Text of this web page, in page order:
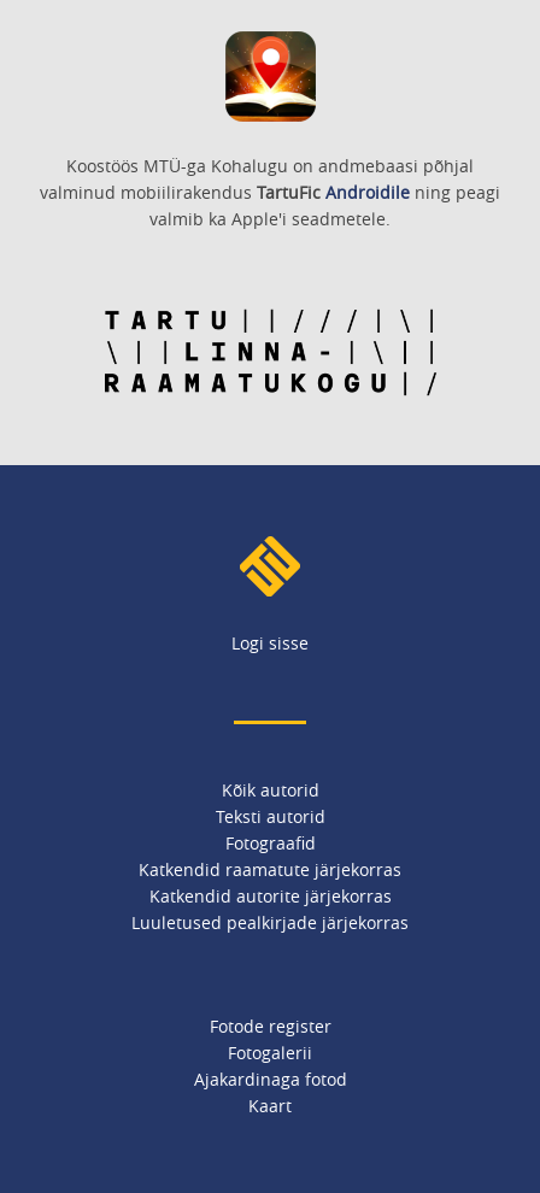
Koostöös MTÜ-ga Kohalugu on andmebaasi põhjal
valminud mobiilirakendus TartuFic Androidile ning peagi
valmib ka Apple'i seadmetele.
Logi sisse
Kõik autorid
Teksti autorid
Fotograafid
Katkendid raamatute järjekorras
Katkendid autorite järjekorras
Luuletused pealkirjade järjekorras
Fotode register
Fotogalerii
Ajakardinaga fotod
Kaart